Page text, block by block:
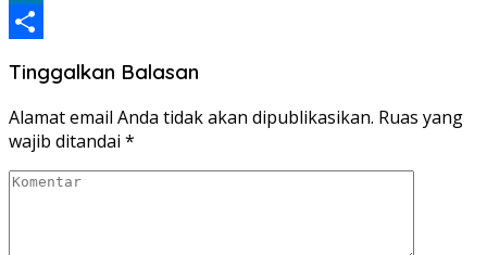
LinkedIn
Tinggalkan Balasan
Alamat email Anda tidak akan dipublikasikan. Ruas yang
wajib ditandai *